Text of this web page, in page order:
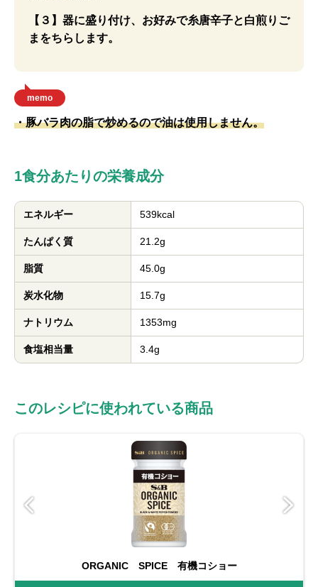
【３】器に盛り付け、お好みで糸唐辛子と白煎りご
まをちらします。
memo
・豚バラ肉の脂で炒めるので油は使用しません。
1食分あたりの栄養成分
エネルギー 539kcal
たんぱく質 21.2g
脂質 45.0g
炭水化物 15.7g
ナトリウム 1353mg
食塩相当量 3.4g
このレシピに使われている商品
ORGANIC SPICE 有機コショー